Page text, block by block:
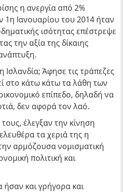
η ανεργία από 2%
1η Ιανουαρίου του 2014 ήταν
ισότητας επέστρεψε
την αξία της δίκαιης
Ισλανδία; Άφησε τις τράπεζες
στο κάτω κάτω τα λάθη των
επίπεδο, δηλαδή να
δεν αφορά τον λαό.
έλεγξαν την κίνηση
τα χεριά της η
αρμόζουσα νομισματική
πολιτική και
ήσαν και γρήγορα και